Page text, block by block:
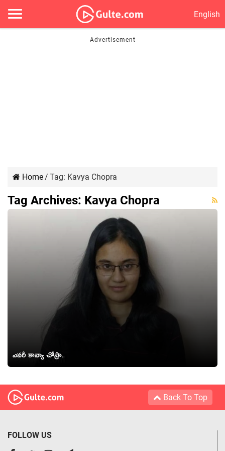
English
Home/ Tag: Kavya Chopra
Tag Archives: Kavya Chopra
ఎవరీ కావ్యా చోప్రా..
Back To Top
FOLLOW US